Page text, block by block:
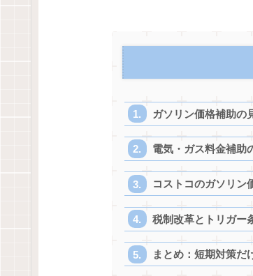
ガソリン価格補助の
電気・ガス料金補助
コストコのガソリン
税制改革とトリガー
まとめ：短期対策だ